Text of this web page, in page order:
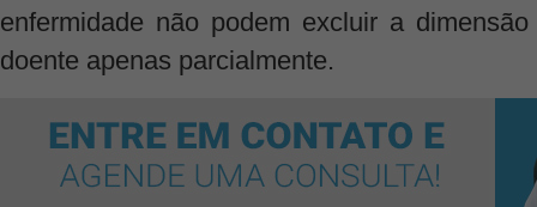
enfermidade não podem excluir a
doente apenas parcialmente.